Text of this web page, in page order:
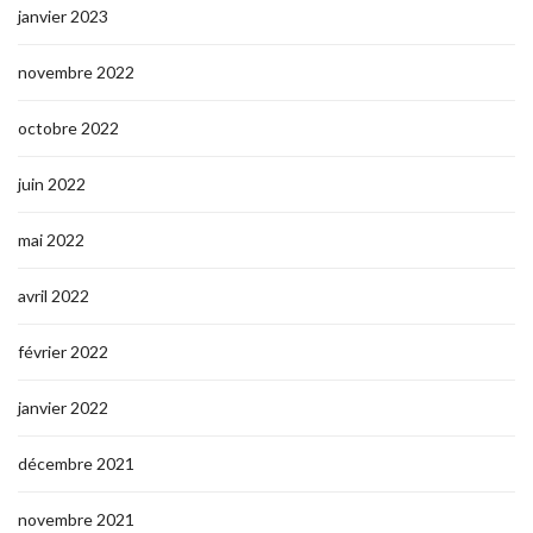
janvier 2023
novembre 2022
octobre 2022
juin 2022
mai 2022
avril 2022
février 2022
janvier 2022
décembre 2021
novembre 2021